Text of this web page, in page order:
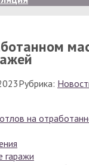
Рубрика:
на
гаражи